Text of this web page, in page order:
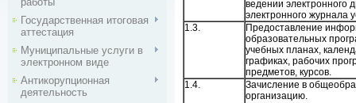
Государственная итоговая
аттестация
Муниципальные услуги в
электронном виде
Антикорупционная
деятельность
ведении электронного
электронного журнала
1.3.
Предоставление
образовательных
учебных планах,
графиках, рабочих
предметов, курсов.
1.4.
Зачисление в
организацию.